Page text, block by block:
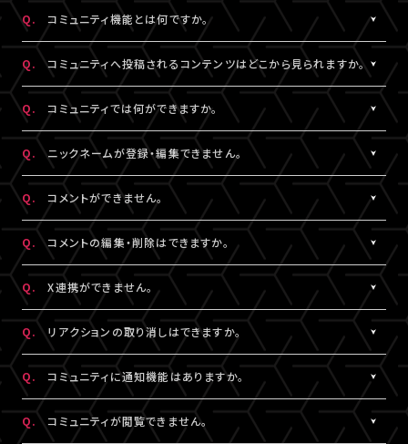
https://www.asmart.jp/support
数料については、ポイント付与対象外です。
A!-POINTは商品の発送後、約2週間で加算されます。
ポイントの残高、有効期限、付与履歴については
A!-IDサイト
にロ
グイン後、マイページよりご確認いただけます。
なお、LIVESHIPでのポイント利用はできません。A!-POINT・A!-ID
についてはこちら
※ポイントの現金への換金はできません。
※ポイントを他人に譲渡したり、別のA!-IDでの保有ポイントと合
算してご使用いただく事はできません。
※正しくお支払いいただけなかった場合、付与したポイントを回収
させていただく場合がございます。
Q. コミュニティ機能とは何ですか。
A.
配信視聴ページに投稿される期間限定コンテンツをお楽しみいた
だける機能です。
コミュニティ機能が提供されている配信に限り、対象の視聴チケッ
トを購入したユーザーのみがご利用・閲覧することができます。
なお、各公演・視聴チケット種別によりコミュニティ機能の有無は
異なります。
また、コミュニティごと（配信ごと）に、コンテンツの内容や投稿頻
度などは異なります。予めご了承ください。
Q. コミュニティへ投稿されるコンテンツはどこから見られますか。
A.
対象の視聴チケットを購入したA!-ID（メールアドレス）とパスワー
ドでログインのうえ、配信視聴ページ内「スペシャル」から閲覧する
ことができます。
Q. コミュニティでは何ができますか。
A.
配信視聴ページに投稿される期間限定コンテンツをお楽しみいた
だけるほか、投稿されたコンテンツに対して、コメントやリアクショ
ンをすることができます。
また、他のユーザーのコメントに対してもリアクションをすること
ができます。
Q. ニックネームが登録・編集できません。
A.
コメントをするには、ニックネームの設定が必要です。
ニックネームは「マイページ」内「投稿設定」にて登録・変更が可能
です。
絵文字・機種依存文字等が含まれている場合は登録できませんの
でご注意ください。
なお、ユーザーがニックネームを変更した場合であっても、過去の
コメントのニックネームは変更されず、変更前のニックネームが表
示されます。
※ニックネームの登録・編集は配信視聴ページからも設定いただ
けます。
※チャット機能が設定されている配信では、コミュニティ機能とチ
ャット機能のニックネーム設定は連動されます。
Q. コメントができません。
A. コミュニティ機能ガイドラインに反している可能性がございます。
入力内容を変更してもコメントができない場合は
こちら
にお問い合
わせください。
Q. コメントの編集・削除はできますか。
A.
ご自身のコメントは「削除する」より削除することができます。
ただし、一度投稿済みのコメントを編集することはできません。編
集したい場合は、投稿済みのコメントを削除してから新たにコメン
トしていただく必要がございます。
Q. X連携ができません。
A.
X連携は「マイページ」内「投稿設定」にて設定が可能です。
詳しくは こちらをご確認ください。
※X連携は配信視聴ページからも設定いただけます。
※公演によってはX連携をご利用いただけない場合があります。
Q. リアクションの取り消しはできますか。
A.
ご自身でつけたリアクションは再度「♡」を押していただくことで取
り消しすることができます。
Q. コミュニティに通知機能はありますか。
A.
現在、通知機能はございません。
コンテンツの投稿、コメント、リアクションはユーザーへ通知され
Q. コミュニティが閲覧できません。